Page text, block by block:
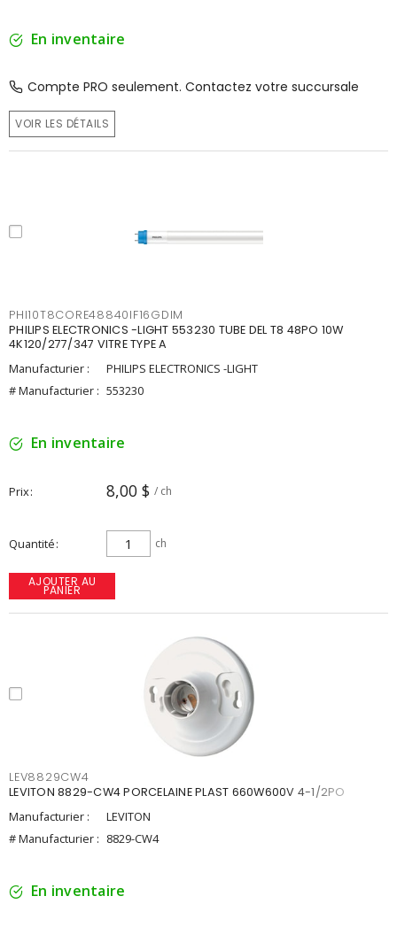
En inventaire
Compte PRO seulement. Contactez votre succursale
VOIR LES DÉTAILS
PHI10T8CORE48840IF16GDIM
PHILIPS ELECTRONICS -LIGHT 553230 TUBE DEL T8 48PO 10W
4K120/277/347 VITRE TYPE A
Manufacturier :
PHILIPS ELECTRONICS -LIGHT
# Manufacturier : 553230
En inventaire
Prix 8,00 $ / ch
Quantité ch
AJOUTER AU
PANIER
LEV8829CW4
LEVITON 8829-CW4 PORCELAINE PLAST 660W600V 4-1/2PO
Manufacturier :
LEVITON
# Manufacturier : 8829-CW4
En inventaire